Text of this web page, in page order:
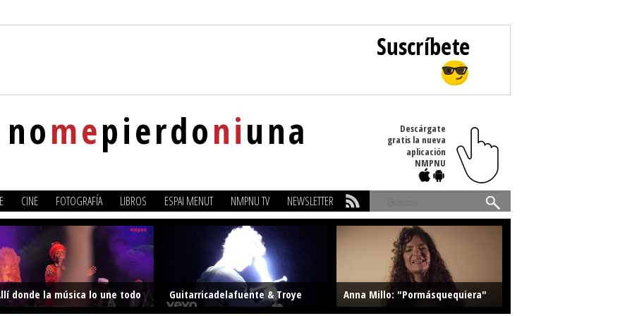
nomepierdoniuna
Descárgate
gratis la nueva
aplicación
NMPNU
CINE FOTOGRAFÍA LIBROS ESPAI MENUT NMPNU TV NEWSLETTER
Buscar
donde la música lo une todo
Guitarricadelafuente & Troye
Anna Millo: "Pormásquequiera"